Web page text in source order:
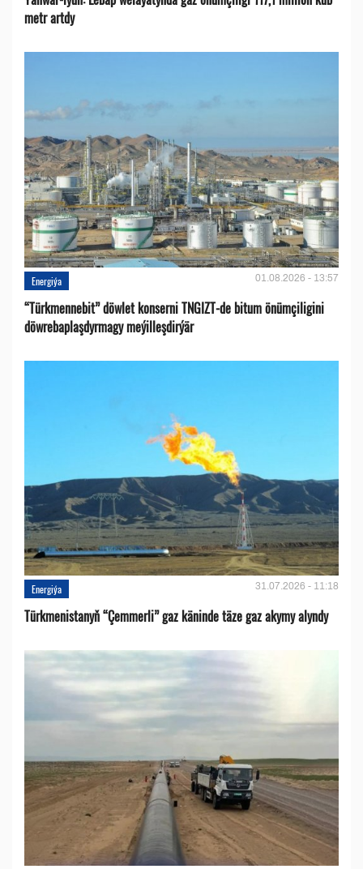
metr artdy
Energiýa 01.08.2026 - 13:57
“Türkmennebit” döwlet konserni TNGIZT-de bitum önümçiligini
döwrebaplaşdyrmagy meýilleşdirýär
Energiýa 31.07.2026 - 11:18
Türkmenistanyň “Çemmerli” gaz käninde täze gaz akymy alyndy